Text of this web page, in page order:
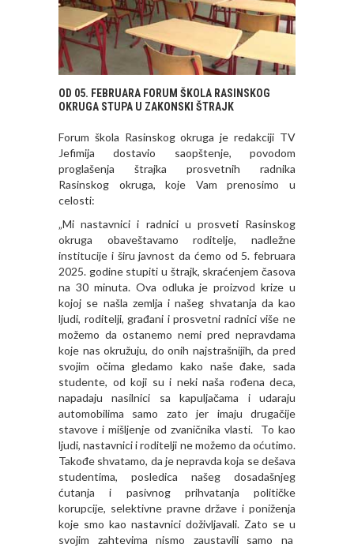
OD 05. FEBRUARA FORUM ŠKOLA RASINSKOG
OKRUGA STUPA U ZAKONSKI ŠTRAJK
Forum škola Rasinskog okruga je redakciji TV
Jefimija dostavio saopštenje, povodom
proglašenja štrajka prosvetnih radnika
Rasinskog okruga, koje Vam prenosimo u
celosti:
„Mi nastavnici i radnici u prosveti Rasinskog
okruga obaveštavamo roditelje, nadležne
institucije i širu javnost da ćemo od 5. februara
2025. godine stupiti u štrajk, skraćenjem časova
na 30 minuta. Ova odluka je proizvod krize u
kojoj se našla zemlja i našeg shvatanja da kao
ljudi, roditelji, građani i prosvetni radnici više ne
možemo da ostanemo nemi pred nepravdama
koje nas okružuju, do onih najstrašnijih, da pred
svojim očima gledamo kako naše đake, sada
studente, od koji su i neki naša rođena deca,
napadaju nasilnici sa kapuljačama i udaraju
automobilima samo zato jer imaju drugačije
stavove i mišljenje od zvaničnika vlasti. To kao
ljudi, nastavnici i roditelji ne možemo da oćutimo.
Takođe shvatamo, da je nepravda koja se dešava
studentima, posledica našeg dosadašnjeg
ćutanja i pasivnog prihvatanja političke
korupcije, selektivne pravne države i poniženja
koje smo kao nastavnici doživljavali. Zato se u
svojim zahtevima nismo zaustavili samo na